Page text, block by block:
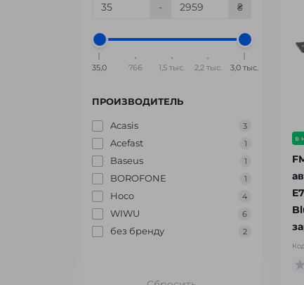
- ₴
35,0 766 1,5 тыс. 2,2 тыс. 3,0 тыс.
ПРОИЗВОДИТЕЛЬ
Acasis 3
Acefast 1
Baseus 1
BOROFONE 1
Hoco 4
WIWU 6
без бренду 2
в